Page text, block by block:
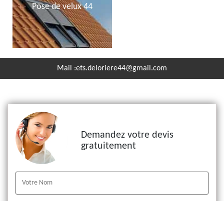
Pose de velux 44
Mail :ets.deloriere44@gmail.com
Demandez votre devis
gratuitement